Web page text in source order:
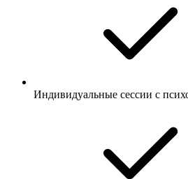
Индивидуальные сессии с